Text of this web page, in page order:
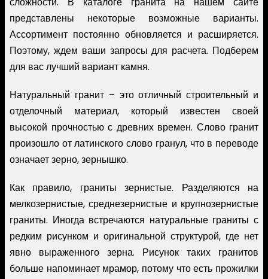
представлены некоторые возможные варианты.
Ассортимент постоянно обновляется и расширяется.
Поэтому, ждем ваши запросы для расчета. Подберем
для вас лучший вариант камня.
Натуральный гранит – это отличный строительный и
отделочный материал, который известен своей
высокой прочностью с древних времен. Слово гранит
произошло от латинского слово гранул, что в переводе
означает зерно, зернышко.
Как правило, граниты зернистые. Разделяются на
мелкозернистые, среднезернистые и крупнозернистые
граниты. Иногда встречаются натуральные граниты с
редким рисунком и оригинальной структурой, где нет
явно выраженного зерна. Рисунок таких гранитов
больше напоминает мрамор, потому что есть прожилки